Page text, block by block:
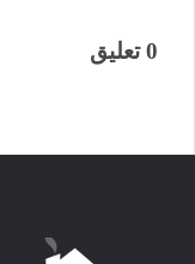
0 تعليق